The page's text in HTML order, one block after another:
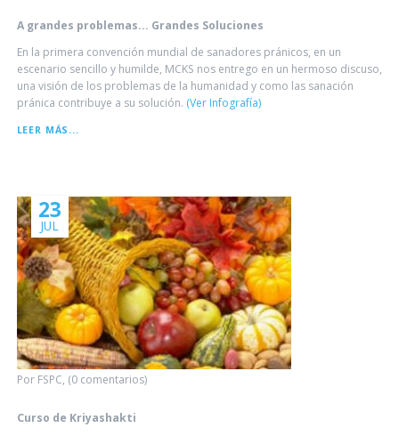
A grandes problemas... Grandes Soluciones
En la primera convención mundial de sanadores pránicos, en un
escenario sencillo y humilde, MCKS nos entrego en un hermoso discuso,
una visión de los problemas de la humanidad y como las sanación
pránica contribuye a su solución. (Ver Infografía)
LEER MÁS...
Por FSPC, (0 comentarios)
23
JUL
Curso de Kriyashakti